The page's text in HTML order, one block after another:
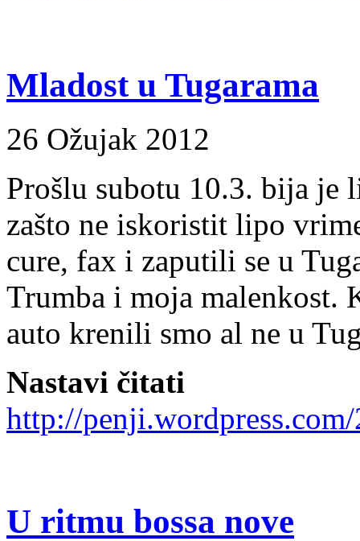
Mladost u Tugarama
26 Ožujak 2012
Prošlu subotu 10.3. bija je
zašto ne iskoristit lipo
cure, fax i zaputili se u
Trumba i moja malenkost.
auto krenili smo al ne u
Nastavi čitati
http://
U ritmu bossa nove